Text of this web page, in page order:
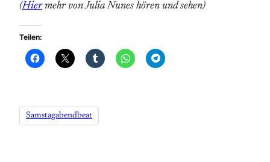
(Hiermehr von Julia Nunes hören und sehen)
Teilen:
Samstagabendbeat